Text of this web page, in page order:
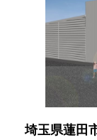
埼玉県蓮田